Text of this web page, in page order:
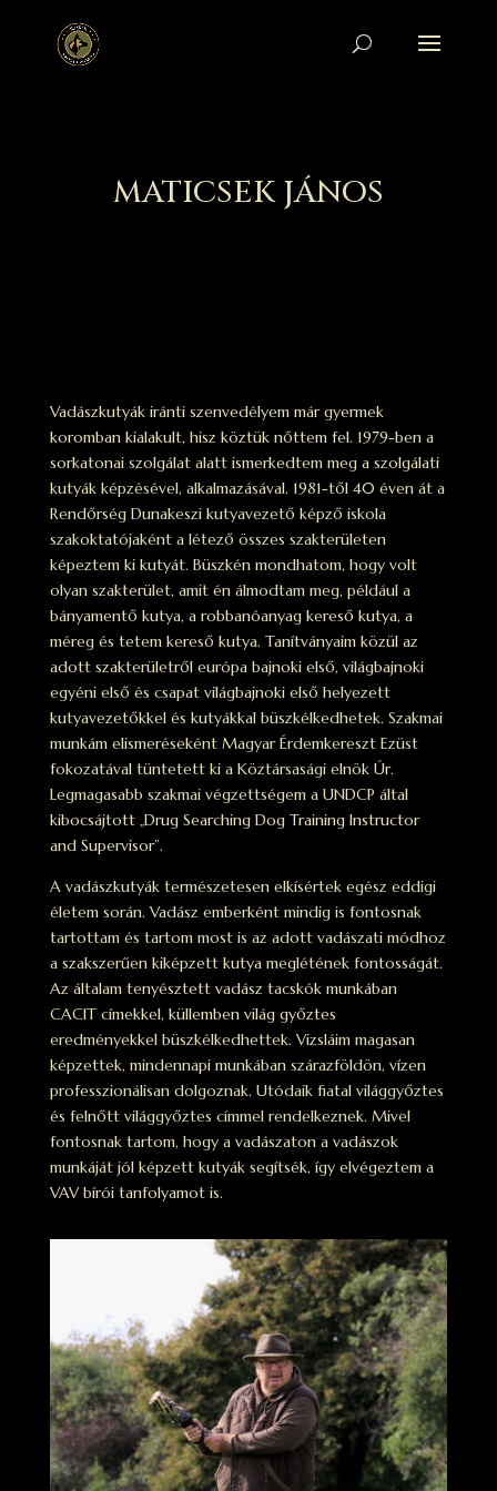
MATICSEK JÁNOS
Vadászkutyák iránti szenvedélyem már gyermek
koromban kialakult, hisz köztük nőttem fel. 1979-ben a
sorkatonai szolgálat alatt ismerkedtem meg a szolgálati
kutyák képzésével, alkalmazásával. 1981-től 40 éven át a
Rendőrség Dunakeszi kutyavezető képző iskola
szakoktatójaként a létező összes szakterületen
képeztem ki kutyát. Büszkén mondhatom, hogy volt
olyan szakterület, amit én álmodtam meg, például a
bányamentő kutya, a robbanóanyag kereső kutya, a
méreg és tetem kereső kutya. Tanítványaim közül az
adott szakterületről európa bajnoki első, világbajnoki
egyéni első és csapat világbajnoki első helyezett
kutyavezetőkkel és kutyákkal büszkélkedhetek. Szakmai
munkám elismeréseként Magyar Érdemkereszt Ezüst
fokozatával tüntetett ki a Köztársasági elnök Úr.
Legmagasabb szakmai végzettségem a UNDCP által
kibocsájtott „Drug Searching Dog Training Instructor
and Supervisor”.
A vadászkutyák természetesen elkísértek egész eddigi
életem során. Vadász emberként mindig is fontosnak
tartottam és tartom most is az adott vadászati módhoz
a szakszerűen kiképzett kutya meglétének fontosságát.
Az általam tenyésztett vadász tacskók munkában
CACIT címekkel, küllemben világ győztes
eredményekkel büszkélkedhettek. Vizsláim magasan
képzettek, mindennapi munkában szárazföldön, vízen
professzionálisan dolgoznak. Utódaik fiatal világgyőztes
és felnőtt világgyőztes címmel rendelkeznek. Mivel
fontosnak tartom, hogy a vadászaton a vadászok
munkáját jól képzett kutyák segítsék, így elvégeztem a
VAV bírói tanfolyamot is.